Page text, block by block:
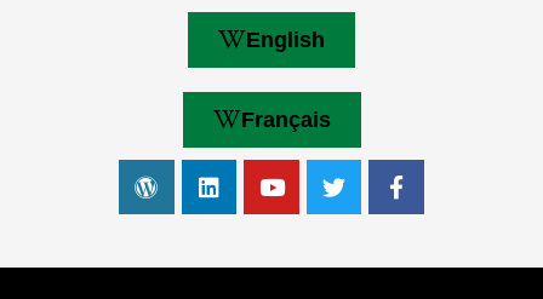
English
Français